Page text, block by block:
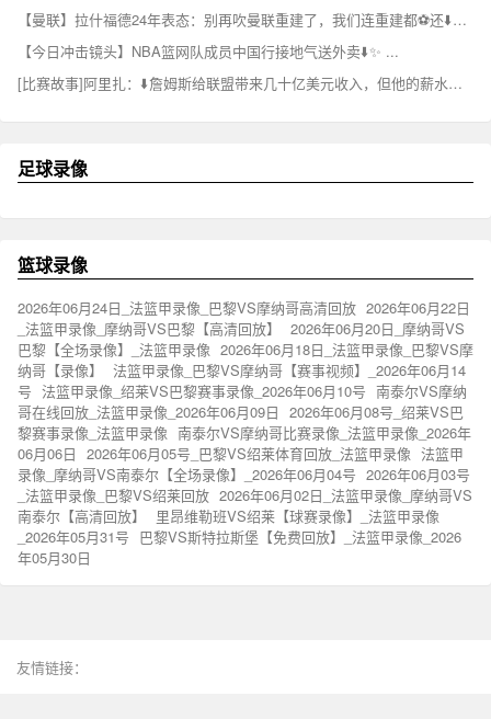
【曼联】拉什福德24年表态：别再吹曼联重建了，我们连重建都⚽还⬇️没开始呢
【今日冲击镜头】NBA篮网队成员中国行接地气送外卖⬇️✨ ...
[比赛故事]阿里扎：⬇️詹姆斯给联盟带来几十亿美元收入，但他的薪水有点低了
足球录像
篮球录像
2026年06月24日_法篮甲录像_巴黎VS摩纳哥高清回放 2026年06月22日
_法篮甲录像_摩纳哥VS巴黎【高清回放】
2026年06月20日_摩纳哥VS
巴黎【全场录像】_法篮甲录像 2026年06月18日_法篮甲录像_巴黎VS摩
纳哥【录像】
法篮甲录像_巴黎VS摩纳哥【赛事视频】_2026年06月14
号 法篮甲录像_绍莱VS巴黎赛事录像_2026年06月10号 南泰尔VS摩纳
哥在线回放_法篮甲录像_2026年06月09日 2026年06月08号_绍莱VS巴
黎赛事录像_法篮甲录像 南泰尔VS摩纳哥比赛录像_法篮甲录像_2026年
06月06日 2026年06月05号_巴黎VS绍莱体育回放_法篮甲录像 法篮甲
录像_摩纳哥VS南泰尔【全场录像】_2026年06月04号 2026年06月03号
_法篮甲录像_巴黎VS绍莱回放 2026年06月02日_法篮甲录像_摩纳哥VS
南泰尔【高清回放】
里昂维勒班VS绍莱【球赛录像】_法篮甲录像
_2026年05月31号 巴黎VS斯特拉斯堡【免费回放】_法篮甲录像_2026
年05月30日
友情链接：